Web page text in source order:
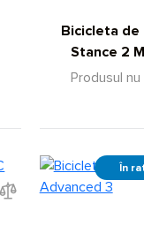
Bicicleta de
Stance 2
Produsul
În